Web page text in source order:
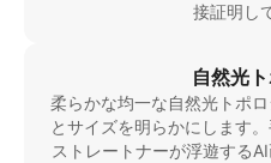
接証明し
自然光
柔らかな均一な自然光トポ
とサイズを明らかにします
ストレートナーが浮遊する